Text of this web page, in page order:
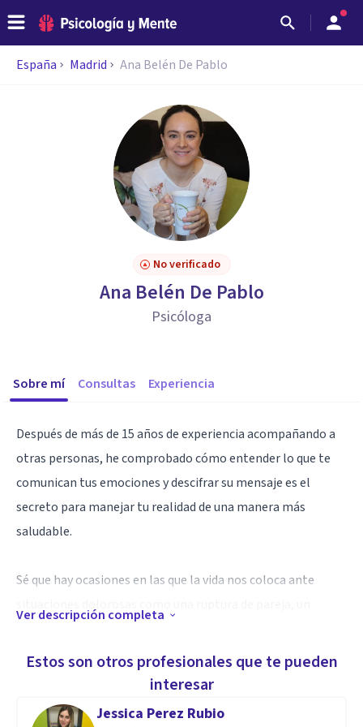
España Madrid Ana Belén De Pablo
No verificado
Ana Belén De Pablo
Psicóloga
Sobre mí Consultas Experiencia
Después de más de 15 años de experiencia acompañando a
otras personas, he comprobado cómo entender lo que te
comunican tus emociones y descifrar su mensaje es el
secreto para manejar tu realidad de una manera más
saludable.
Sé que hay ocasiones en las que la vida nos coloca ante
en estos momentos es importante poder ir acompañado en
el entendimiento de uno mismo para salir fortalecido.
Ver descripción completa
Estos son otros profesionales que te pueden
interesar
Jessica Perez Rubio